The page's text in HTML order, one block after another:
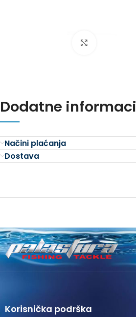
Dodatne
Načini plaćanja
Dostava
Korisnička podrška